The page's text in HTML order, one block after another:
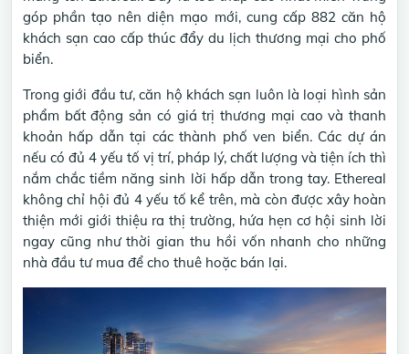
góp phần tạo nên diện mạo mới, cung cấp 882 căn hộ
khách sạn cao cấp thúc đẩy du lịch thương mại cho phố
biển.
Trong giới đầu tư, căn hộ khách sạn luôn là loại hình sản
phẩm bất động sản có giá trị thương mại cao và thanh
khoản hấp dẫn tại các thành phố ven biển. Các dự án
nếu có đủ 4 yếu tố vị trí, pháp lý, chất lượng và tiện ích thì
nắm chắc tiềm năng sinh lời hấp dẫn trong tay. Ethereal
không chỉ hội đủ 4 yếu tố kể trên, mà còn được xây hoàn
thiện mới giới thiệu ra thị trường, hứa hẹn cơ hội sinh lời
ngay cũng như thời gian thu hồi vốn nhanh cho những
nhà đầu tư mua để cho thuê hoặc bán lại.